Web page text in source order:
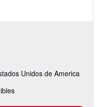
Unidos de America